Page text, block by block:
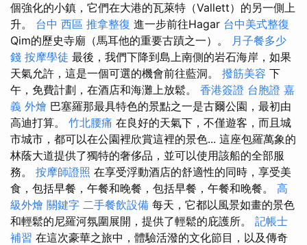
個強化的小鎮，它們在大港的瓦萊特（Vallett）的另一側上
升。 台中 西區 推拿整復 進一步前往Hagar 台中美式整復
Qim的歷史寺廟（馬耳他的重要古蹟之一）。 月子餐多少
錢 按摩學徒 最後，我們下降到島上南側的岩石海岸，如果
天氣允許，這是一個可選的機會前往藍洞。 撥筋美容 下
午，免費計劃，在酒店和海灘上放鬆。 香港簽證 台胞證 嘉
義 外燴 巴塞羅那最具特色的景點之一是古爾公園，最初由
高迪打算。 竹北腰痛 在良好的天氣下，不僅遊客，而且城
市城市，都可以在公園裡欣賞這裡的景色... 這座包羅萬象的
林蔭大道提供了獨特的奢侈品，並可以使用該船的全部服
務。 按摩師證照 在享受浮動酒店的舒適性的同時，享受美
食，包括早餐，午餐和晚餐，包括早餐，午餐和晚餐。 高
級外燴 關鍵字 二手餐飲設備 每天，它都以風景如畫的景色
和輕鬆的尼羅河氛圍展開，提供了輕鬆的庇護所。 記帳士
補習 在這次豪華之旅中，體驗活潑的文化節目，以及傳奇